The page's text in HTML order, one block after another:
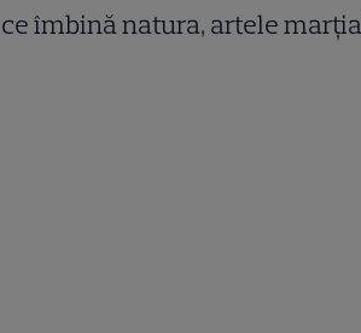
ce îmbină natura, artele